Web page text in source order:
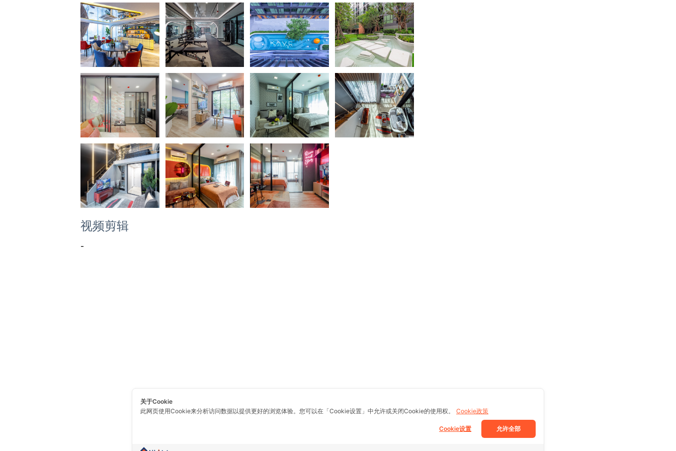
视频剪辑
-
关于Cookie
此网页使用Cookie来分析访问数据以提供更好的浏览体验。您可以在「Cookie设置」中允许或关闭Cookie的使用权。
Cookie政策
允许全部
Cookie设置